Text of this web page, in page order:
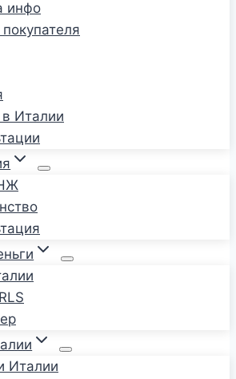
инфо
Италии
Италии